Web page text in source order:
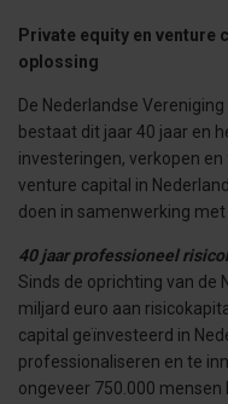
Private equity en venture
oplossing
De Nederlandse
bestaat dit jaar 40 jaar en
investeringen, verkopen
venture capital in
doen in samenwerking met
40 jaar professioneel
Sinds de oprichting van de
miljard euro aan
capital geïnvesteerd in
professionaliseren en te
ongeveer 750.000